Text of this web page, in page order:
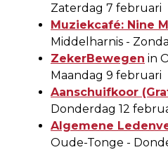
Zaterdag 7 februari
Muziekcafé: Nine
Middelharnis -
ZekerBewegen in
Maandag 9 februari
Aanschuifkoor
Donderdag 12
Algemene
Oude-Tonge -